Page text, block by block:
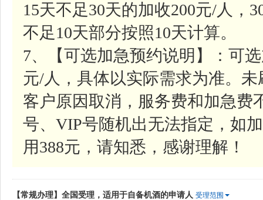
15天不足30天的加收200元/人，
不足10天部分按照10天计算。
7、【可选加急预约说明】：可
元/人，具体以实际需求为准。
客户原因取消，服务费和加急费
号、VIP号随机出无法指定，如
用388元，请知悉，感谢理解！
【常规办理】全国受理，适用于自备机酒的申请人 受理范围